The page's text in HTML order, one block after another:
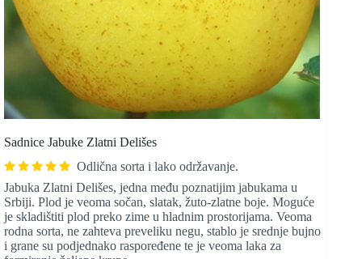
Sadnice Jabuke Zlatni Delišes
Odlična sorta i lako održavanje.
Jabuka Zlatni Delišes, jedna među poznatijim jabukama u
Srbiji. Plod je veoma sočan, slatak, žuto-zlatne boje. Moguće
je skladištiti plod preko zime u hladnim prostorijama. Veoma
rodna sorta, ne zahteva preveliku negu, stablo je srednje bujno
i grane su podjednako raspoređene te je veoma laka za